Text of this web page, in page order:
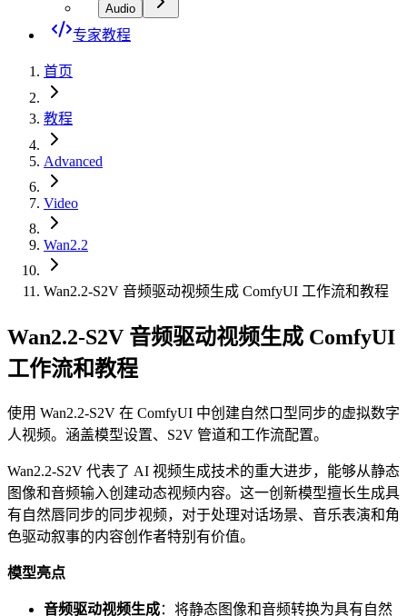
Audio
专家教程
首页
教程
Advanced
Video
Wan2.2
Wan2.2-S2V 音频驱动视频生成 ComfyUI 工作流和教程
Wan2.2-S2V 音频驱动视频生成 ComfyUI
工作流和教程
使用 Wan2.2-S2V 在 ComfyUI 中创建自然口型同步的虚拟数字
人视频。涵盖模型设置、S2V 管道和工作流配置。
Wan2.2-S2V 代表了 AI 视频生成技术的重大进步，能够从静态
图像和音频输入创建动态视频内容。这一创新模型擅长生成具
有自然唇同步的同步视频，对于处理对话场景、音乐表演和角
色驱动叙事的内容创作者特别有价值。
模型亮点
音频驱动视频生成：将静态图像和音频转换为具有自然